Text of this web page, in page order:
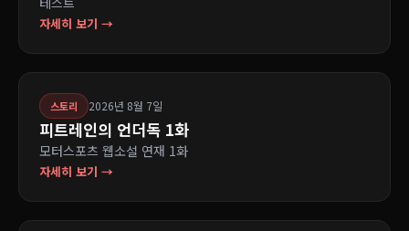
자세히 보기 →
스토리 2026년 8월 7일
피트레인의 언더독 1화
모터스포츠 웹소설 연재 1화
자세히 보기 →